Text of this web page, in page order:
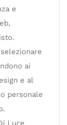
e
ai
e al
personale
Luce